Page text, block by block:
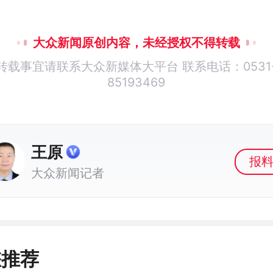
大众新闻原创内容，未经授权不得转载
载事宜请联系大众新媒体大平台 联系电话：
85193469
王原
大众新闻记者
报
荐